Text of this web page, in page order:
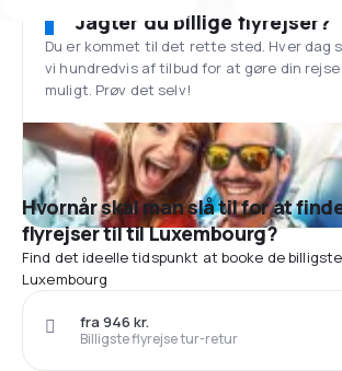
Jagter du billige flyrejser?
Du er kommet til det rette sted. Hver dag
vi hundredvis af tilbud for at gøre din rejse
muligt. Prøv det selv!
Hvornår skal man slå til for at
flyrejser til til Luxembourg?
Find det ideelle tidspunkt at booke de
Luxembourg
Billigste flyrejse tur-retur
fra 946 kr.